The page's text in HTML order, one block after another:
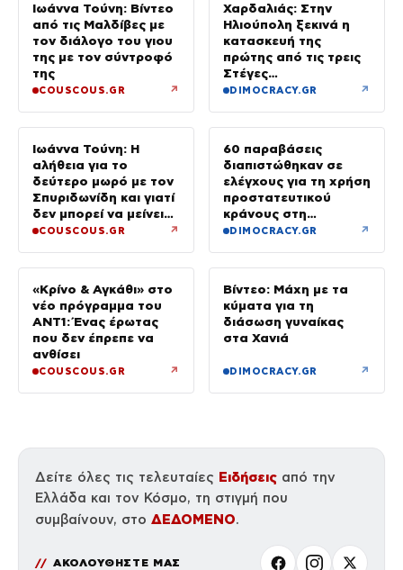
Ιωάννα Τούνη: Βίντεο
από τις Μαλδίβες με
τον διάλογο του γιου
της με τον σύντροφό
της
COUSCOUS.GR ↗
Χαρδαλιάς: Στην
Ηλιούπολη ξεκινά η
κατασκευή της
πρώτης από τις τρεις
Στέγες
Υποστηριζόμενης
DIMOCRACY.GR ↗
Ιωάννα Τούνη: Η
αλήθεια για το
δεύτερο μωρό με τον
Σπυριδωνίδη και γιατί
δεν μπορεί να μείνει
έγκυος στις Μαλδίβες
COUSCOUS.GR ↗
60 παραβάσεις
διαπιστώθηκαν σε
ελέγχους για τη χρήση
προστατευτικού
κράνους στη
Θεσσαλονίκη
DIMOCRACY.GR ↗
«Κρίνο & Αγκάθι» στο
νέο πρόγραμμα του
ΑΝΤ1: Ένας έρωτας
που δεν έπρεπε να
ανθίσει
COUSCOUS.GR ↗
Βίντεο: Μάχη με τα
κύματα για τη
διάσωση γυναίκας
στα Χανιά
DIMOCRACY.GR ↗
Δείτε όλες τις τελευταίες Ειδήσεις από την
Ελλάδα και τον Κόσμο, τη στιγμή που
συμβαίνουν, στο ΔΕΔΟΜΕΝΟ.
ΑΚΟΛΟΥΘΗΣΤΕ ΜΑΣ